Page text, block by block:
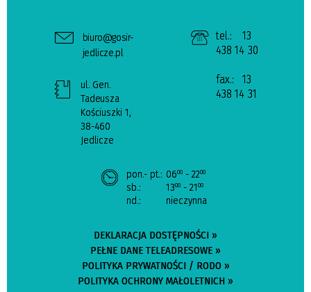
biuro@gosir-
jedlicze.pl
ul. Gen.
Tadeusza
Kościuszki 1,
38-460
Jedlicze
tel.:
13
438 14 30
fax.:
13
438 14 31
pon.- pt.: 0600 - 2200
sb.: 1300 - 21 00
nd.: nieczynna
DEKLARACJA DOSTĘPNOŚCI »
PEŁNE DANE TELEADRESOWE »
POLITYKA PRYWATNOŚCI / RODO »
POLITYKA OCHRONY MAŁOLETNICH »